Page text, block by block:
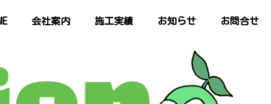
会社案内 施工実績 お知らせ お問合せ